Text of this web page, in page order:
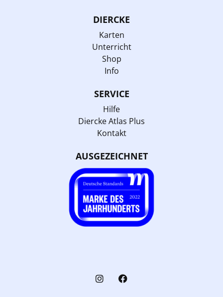
DIERCKE
Karten
Unterricht
Shop
Info
SERVICE
Hilfe
Diercke Atlas Plus
Kontakt
AUSGEZEICHNET